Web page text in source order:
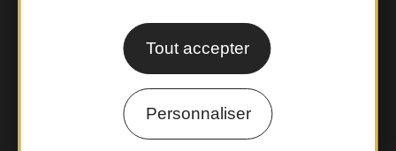
Tout accepter
Personnaliser
Cartoguides et Topoguides
Latitude Gard